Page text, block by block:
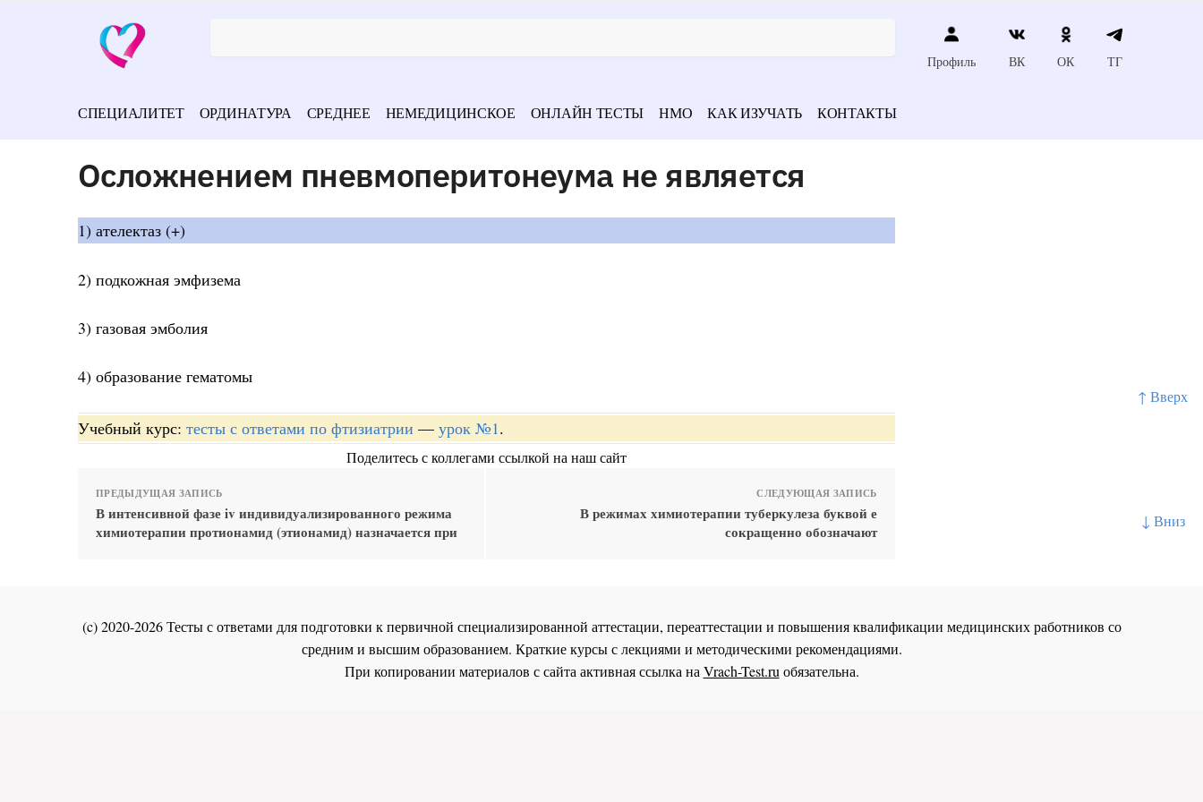
↑ Вверх
↓ Вниз
Профиль ВК ОК ТГ
СПЕЦИАЛИТЕТ ОРДИНАТУРА СРЕДНЕЕ НЕМЕДИЦИНСКОЕ ОНЛАЙН ТЕСТЫ НМО КАК ИЗУЧАТЬ КОНТАКТЫ
Осложнением пневмоперитонеума не является
1) ателектаз (+)
2) подкожная эмфизема
3) газовая эмболия
4) образование гематомы
Учебный курс: тесты с ответами по фтизиатрии — урок №1.
Поделитесь с коллегами ссылкой на наш сайт
ПРЕДЫДУЩАЯ ЗАПИСЬ
В интенсивной фазе iv индивидуализированного режима
химиотерапии протионамид (этионамид) назначается при
СЛЕДУЮЩАЯ ЗАПИСЬ
В режимах химиотерапии туберкулеза буквой е
сокращенно обозначают
(c) 2020-2026 Тесты с ответами для подготовки к первичной специализированной аттестации, переаттестации и повышения квалификации медицинских работников со
средним и высшим образованием. Краткие курсы с лекциями и методическими рекомендациями.
При копировании материалов с сайта активная ссылка на Vrach-Test.ru обязательна.